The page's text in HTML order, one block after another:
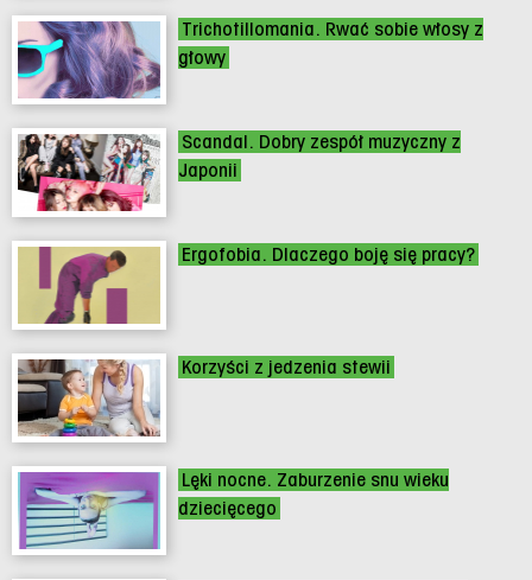
Trichotillomania. Rwać sobie włosy z
głowy
Scandal. Dobry zespół muzyczny z
Japonii
Ergofobia. Dlaczego boję się pracy?
Korzyści z jedzenia stewii
Lęki nocne. Zaburzenie snu wieku
dziecięcego